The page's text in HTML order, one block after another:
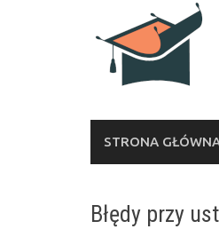
STRONA
Błędy przy